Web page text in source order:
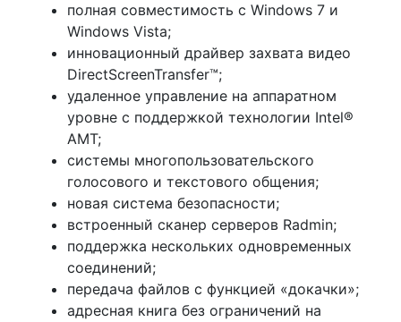
полная совместимость с Windows 7 и
Windows Vista;
инновационный драйвер захвата видео
DirectScreenTransfer™;
удаленное управление на аппаратном
уровне с поддержкой технологии Intel®
AMT;
системы многопользовательского
голосового и текстового общения;
новая система безопасности;
встроенный сканер серверов Radmin;
поддержка нескольких одновременных
соединений;
передача файлов с функцией «докачки»;
адресная книга без ограничений на